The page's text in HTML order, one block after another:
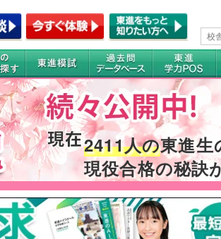
2411人の東進生
現役合格の秘訣